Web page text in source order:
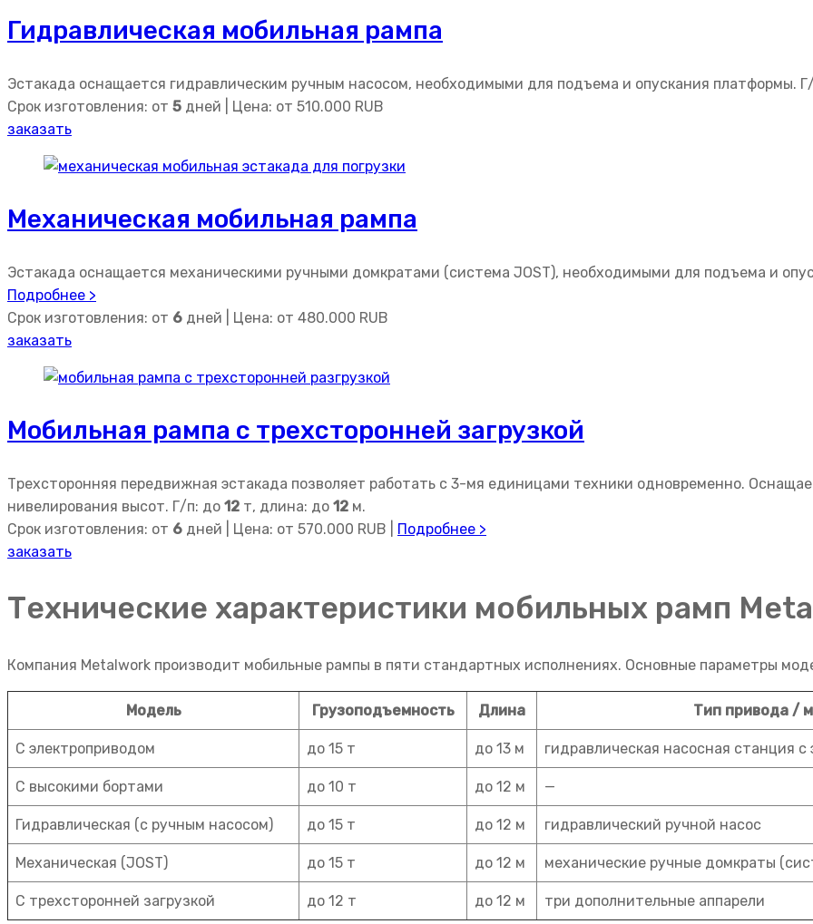
Гидравлическая мобильная рампа
Эстакада оснащается гидравлическим ручным насосом, необходимыми для подъема и опускания платформы.
Срок изготовления: от 5 дней | Цена: от 510.000 RUB
заказать
Механическая мобильная рампа
Эстакада оснащается механическими ручными домкратами (система JOST), необходимыми для подъема и
Подробнее >
Срок изготовления: от 6 дней | Цена: от 480.000 RUB
заказать
Мобильная рампа с трехсторонней загрузкой
Трехсторонняя передвижная эстакада позволяет работать с 3-мя единицами техники одновременно.
нивелирования высот. Г/п: до 12 т, длина: до 12 м.
Срок изготовления: от 6 дней | Цена: от 570.000 RUB | Подробнее >
заказать
Технические характеристики мобильных рамп
Компания Metalwork производит мобильные рампы в пяти стандартных исполнениях. Основные параметры
Модель Грузоподъемность Длина Тип привода /
С электроприводом до 15 т до 13 м гидравлическая насосная станция
С высокими бортами до 10 т до 12 м —
Гидравлическая (с ручным насосом) до 15 т до 12 м гидравлический ручной насос
Механическая (JOST) до 15 т до 12 м механические ручные домкраты
С трехсторонней загрузкой до 12 т до 12 м три дополнительные аппарели